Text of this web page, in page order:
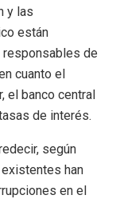
y las
están
responsables de
cuanto el
el banco central
de interés.
según
han
en el